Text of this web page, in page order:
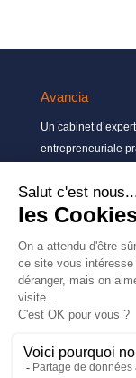
Avancia
Un cabinet
entrepreneuriale
Contactez-nous
30, rue Pré
contact@avancia.fr